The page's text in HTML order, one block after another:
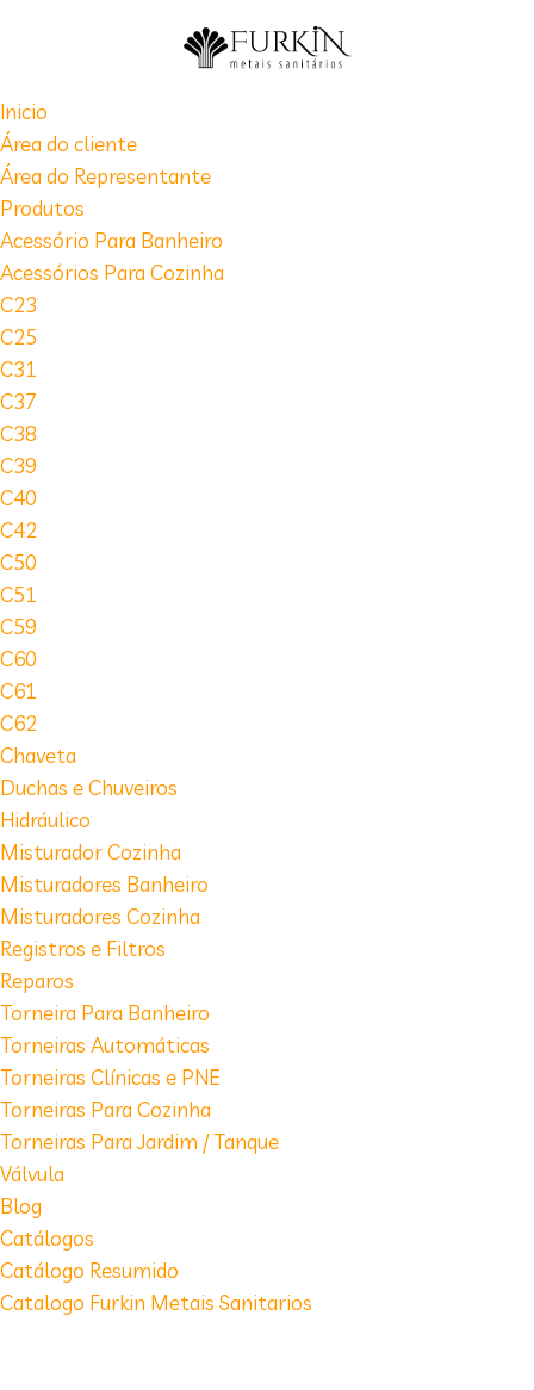
Inicio
Área do cliente
Área do Representante
Produtos
Acessório Para Banheiro
Acessórios Para Cozinha
C23
C25
C31
C37
C38
C39
C40
C42
C50
C51
C59
C60
C61
C62
Chaveta
Duchas e Chuveiros
Hidráulico
Misturador Cozinha
Misturadores Banheiro
Misturadores Cozinha
Registros e Filtros
Reparos
Torneira Para Banheiro
Torneiras Automáticas
Torneiras Clínicas e PNE
Torneiras Para Cozinha
Torneiras Para Jardim / Tanque
Válvula
Blog
Catálogos
Catálogo Resumido
Catalogo Furkin Metais Sanitarios